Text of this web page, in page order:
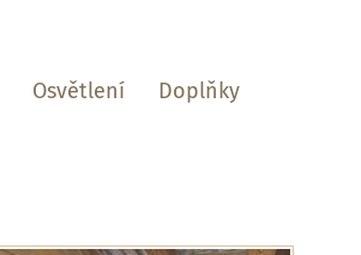
Osvětlení Doplňky